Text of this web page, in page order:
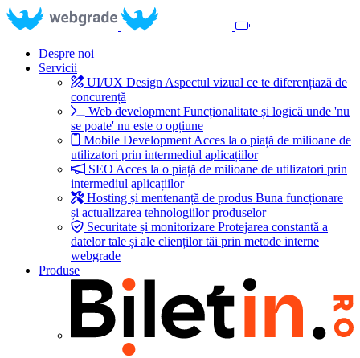
Despre noi
Servicii
UI/UX Design Aspectul vizual ce te diferențiază de
concurență
Web development Funcționalitate și logică unde 'nu
se poate' nu este o opțiune
Mobile Development Acces la o piață de milioane de
utilizatori prin intermediul aplicațiilor
SEO Acces la o piață de milioane de utilizatori prin
intermediul aplicațiilor
Hosting și mentenanță de produs Buna funcționare
și actualizarea tehnologiilor produselor
Securitate și monitorizare Protejarea constantă a
datelor tale și ale clienților tăi prin metode interne
webgrade
Produse